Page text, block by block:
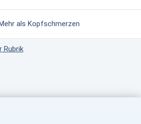
als Kopfschmerzen
Rubrik